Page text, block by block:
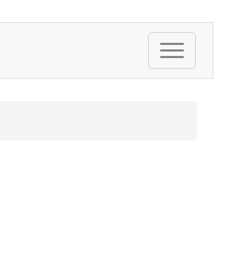
Toggle